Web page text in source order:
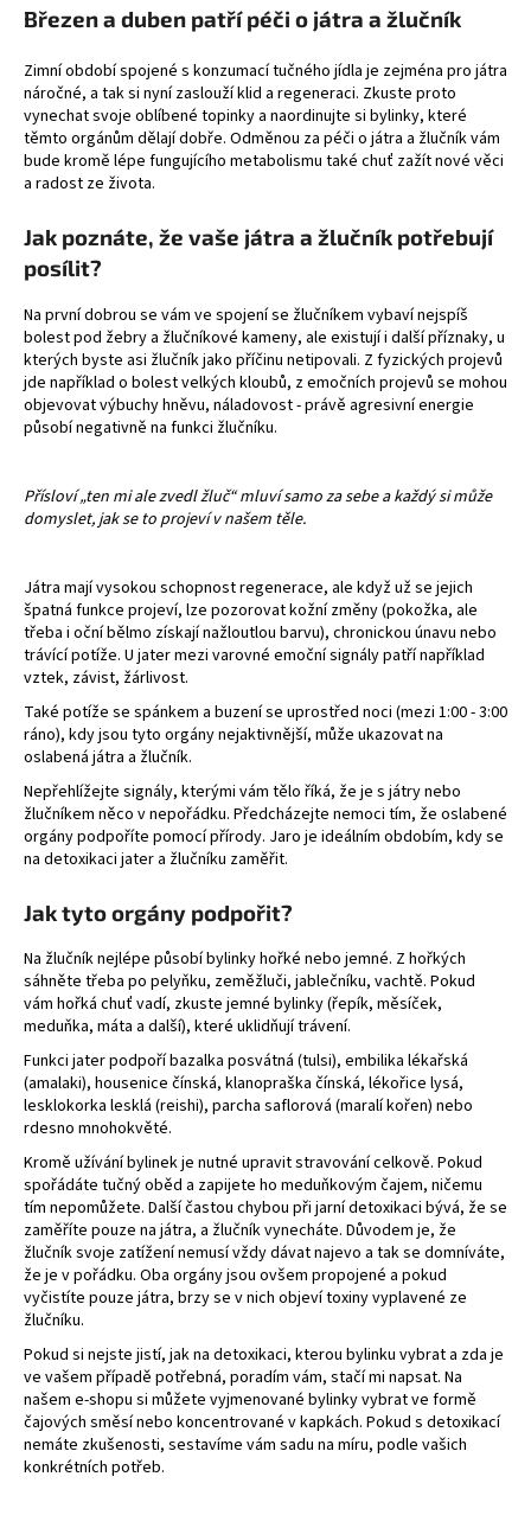
Březen a duben patří péči o játra a žlučník
Zimní období spojené s konzumací tučného jídla je zejména pro játra
náročné, a tak si nyní zaslouží klid a regeneraci. Zkuste proto
vynechat svoje oblíbené topinky a naordinujte si bylinky, které
těmto orgánům dělají dobře. Odměnou za péči o játra a žlučník vám
bude kromě lépe fungujícího metabolismu také chuť zažít nové věci
a radost ze života.
Jak poznáte, že vaše játra a žlučník potřebují
posílit?
Na první dobrou se vám ve spojení se žlučníkem vybaví nejspíš
bolest pod žebry a žlučníkové kameny, ale existují i další příznaky, u
kterých byste asi žlučník jako příčinu netipovali. Z fyzických projevů
jde například o bolest velkých kloubů, z emočních projevů se mohou
objevovat výbuchy hněvu, náladovost - právě agresivní energie
působí negativně na funkci žlučníku.
Přísloví „ten mi ale zvedl žluč“ mluví samo za sebe a každý si může
domyslet, jak se to projeví v našem těle.
Játra mají vysokou schopnost regenerace, ale když už se jejich
špatná funkce projeví, lze pozorovat kožní změny (pokožka, ale
třeba i oční bělmo získají nažloutlou barvu), chronickou únavu nebo
trávící potíže. U jater mezi varovné emoční signály patří například
vztek, závist, žárlivost.
Také potíže se spánkem a buzení se uprostřed noci (mezi 1:00 - 3:00
ráno), kdy jsou tyto orgány nejaktivnější, může ukazovat na
oslabená játra a žlučník.
Nepřehlížejte signály, kterými vám tělo říká, že je s játry nebo
žlučníkem něco v nepořádku. Předcházejte nemoci tím, že oslabené
orgány podpoříte pomocí přírody. Jaro je ideálním obdobím, kdy se
na detoxikaci jater a žlučníku zaměřit.
Jak tyto orgány podpořit?
Na žlučník nejlépe působí bylinky hořké nebo jemné. Z hořkých
sáhněte třeba po pelyňku, zeměžluči, jablečníku, vachtě. Pokud
vám hořká chuť vadí, zkuste jemné bylinky (řepík, měsíček,
meduňka, máta a další), které uklidňují trávení.
Funkci jater podpoří bazalka posvátná (tulsi), embilika lékařská
(amalaki), housenice čínská, klanopraška čínská, lékořice lysá,
lesklokorka lesklá (reishi), parcha saflorová (maralí kořen) nebo
rdesno mnohokvěté.
Kromě užívání bylinek je nutné upravit stravování celkově. Pokud
spořádáte tučný oběd a zapijete ho meduňkovým čajem, ničemu
tím nepomůžete. Další častou chybou při jarní detoxikaci bývá, že se
zaměříte pouze na játra, a žlučník vynecháte. Důvodem je, že
žlučník svoje zatížení nemusí vždy dávat najevo a tak se domníváte,
že je v pořádku. Oba orgány jsou ovšem propojené a pokud
vyčistíte pouze játra, brzy se v nich objeví toxiny vyplavené ze
žlučníku.
Pokud si nejste jistí, jak na detoxikaci, kterou bylinku vybrat a zda je
ve vašem případě potřebná, poradím vám, stačí mi napsat. Na
našem e-shopu si můžete vyjmenované bylinky vybrat ve formě
čajových směsí nebo koncentrované v kapkách. Pokud s detoxikací
nemáte zkušenosti, sestavíme vám sadu na míru, podle vašich
konkrétních potřeb.
a
j
í
t
?
D
o
p
r
u
č
j
e
m
e